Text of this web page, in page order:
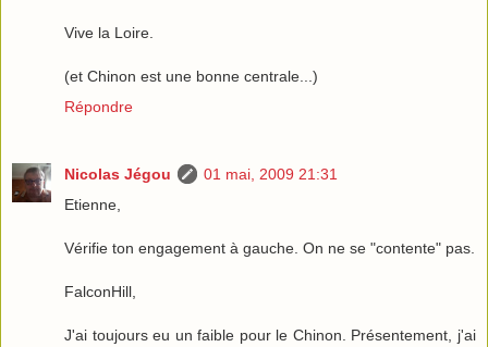
Vive la Loire.
(et Chinon est une bonne centrale...)
Répondre
Nicolas Jégou
01 mai, 2009 21:31
Etienne,
Vérifie ton engagement à gauche. On ne se "contente" pas.
FalconHill,
J'ai toujours eu un faible pour le Chinon. Présentement, j'ai